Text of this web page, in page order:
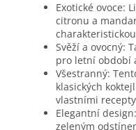
Exotické ovoce:
citronu a
Svěží a ovocný:
pro letní období
Všestranný:
klasických
vlastními
Elegantní
zeleným